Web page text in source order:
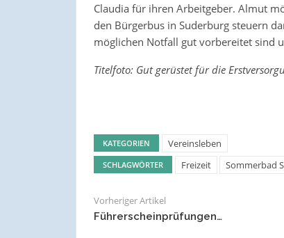
Claudia für ihren Arbeitgeber. Almut
den Bürgerbus in Suderburg steuern
möglichen Notfall gut vorbereitet sind
Titelfoto: Gut gerüstet für die
KATEGORIEN Vereinsleben
SCHLAGWÖRTER Freizeit Sommerbad
Vorheriger Artikel
Führerscheinprüfungen…